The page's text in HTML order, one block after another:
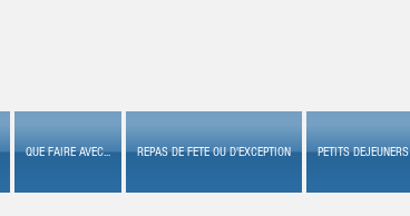
QUE FAIRE AVEC... REPAS DE FETE OU D'EXCEPTION PETITS DEJEUNERS